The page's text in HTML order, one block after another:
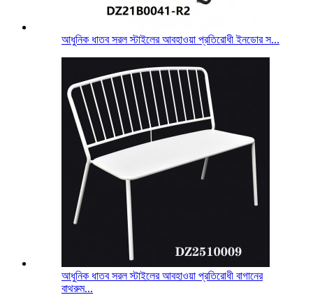
আধুনিক ধাতব সরল স্টাইলের আবহাওয়া প্রতিরোধী ইনডোর স...
আধুনিক ধাতব সরল স্টাইলের আবহাওয়া প্রতিরোধী বাগানের
বাথরুম...